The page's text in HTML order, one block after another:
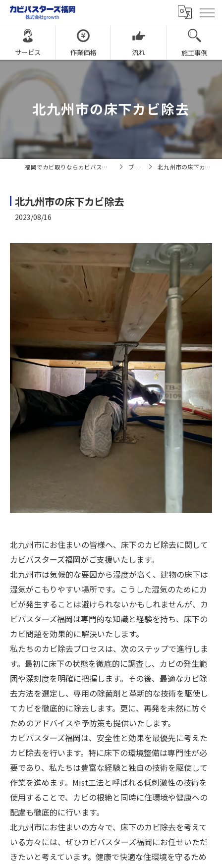
サービス 作業価格 流れ 施工事例
北九州市の床下カビ除去
福岡でカビ取りならカビバスターズ福岡 ブログ 北九州市の床下カビ除去
北九州市の床下カビ除去
2023/08/16
北九州市にお住まいの皆様へ、床下のカビ除去に関して
カビバスターズ福岡がご支援いたします。
北九州市は気候的な要因から湿度が高く、建物の床下は
湿気がこもりやすい場所です。こうした湿気のためにカ
ビが発生することは避けられないかもしれませんが、カ
ビバスターズ福岡は専門的な知識と経験を持ち、床下の
カビ問題を効果的に解決いたします。
私たちのカビ除去プロセスは、次のステップで進行しま
す。最初に床下の状態を徹底的に調査し、カビの発生範
囲や深刻度を明確に把握します。その後、最適なカビ除
去方法を選定し、専用の除菌剤と革新的な技術を駆使し
てカビを徹底的に除去します。更に、再発を未然に防ぐ
ためのアドバイスや予防策も提供いたします。
カビバスターズ福岡は、安全性と効果を最優先に考えた
カビ除去を行います。特に床下の環境整備は専門性が必
要であり、私たちは豊富な経験と独自の技術を駆使して
作業を進めます。Mist工法と呼ばれる低刺激性の技術を
使用することで、カビの根絶と同時に住環境や健康への
配慮も徹底的に行います。
北九州市にお住まいの方々で、床下のカビ除去を考えて
いる方々には、ぜひカビバスターズ福岡にお任せいただ
きたいと考えています。健康で快適な住環境を守るため